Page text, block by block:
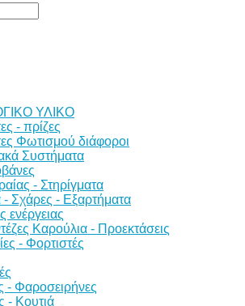
ΥΛΙΚΟ
- πρίζες
Φωτισμού διάφοροι
Συστήματα
- Στηρίγματα
- Σχάρες - Εξαρτήματα
ενέργειας
Καρούλια - Προεκτάσεις
- Φορτιστές
- Φαροσειρήνες
- Κουτιά